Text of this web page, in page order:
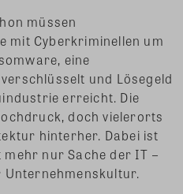
müssen
mit Cyberkriminellen um
eine
und Lösegeld
erreicht. Die
doch vielerorts
hinterher. Dabei ist
nur Sache der IT –
Unternehmenskultur.